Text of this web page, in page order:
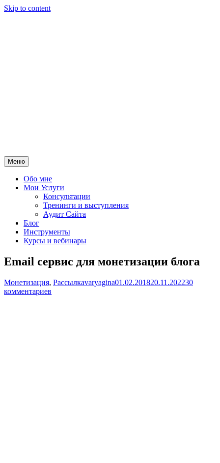
Skip to content
Меню
Обо мне
Мои Услуги
Консультации
Тренинги и выступления
Аудит Сайта
Блог
Инструменты
Курсы и вебинары
Email сервис для монетизации блога
Монетизация, Рассылкаvaryagina01.02.201820.11.202230
комментариев